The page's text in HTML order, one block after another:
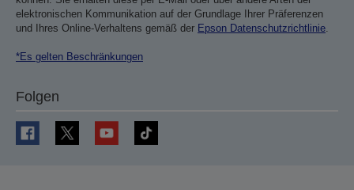
elektronischen Kommunikation auf der Grundlage Ihrer Präferenzen
und Ihres Online-Verhaltens gemäß der Epson Datenschutzrichtlinie.
*Es gelten Beschränkungen
Folgen